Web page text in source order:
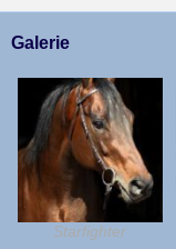
Galerie
Starfighter